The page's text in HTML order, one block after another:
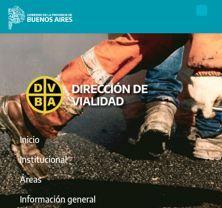
Inicio
Institucional
Áreas
Información general